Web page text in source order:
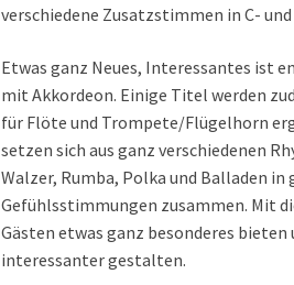
verschiedene Zusatzstimmen in C-
Etwas ganz Neues, Interessantes ist
mit Akkordeon. Einige Titel werden
für Flöte und Trompete/Flügelhorn
setzen sich aus ganz verschiedenen
Walzer, Rumba, Polka und Balladen
Gefühlsstimmungen zusammen. Mit
Gästen etwas ganz besonderes
interessanter gestalten.